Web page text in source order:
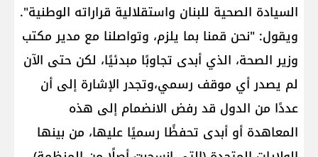
السيادة الصحية للبنان واستقلالية قراراته الوطنية".
ويقول: "نحن قمنا بما يلزم، وتواصلنا مع مدير مكتب
وزير الصحة، الذي أبدى تجاوبًا مبدئيًا، لكن حتى الآن
لم يصدر أي موقف رسمي،وتجدر الإشارة إلى أن
عددًا من الدول قد رفض الانضمام إلى هذه
المعاهدة أو أبدى تحفظًا رسميًا عليها، من بينها